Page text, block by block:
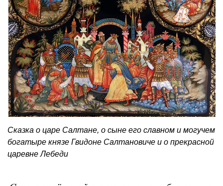
Сказка о царе Салтане, о сыне его славном и могучем
богатыре князе Гвидоне Салтановиче и о прекрасной
царевне Лебеди